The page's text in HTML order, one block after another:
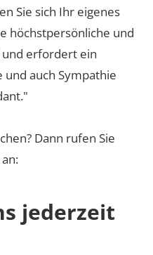
Sie sich Ihr eigenes
höchstpersönliche und
erfordert ein
und auch Sympathie
Dann rufen Sie
jederzeit